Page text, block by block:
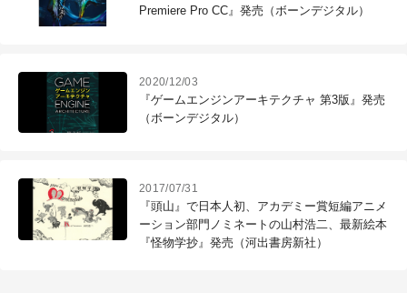
Premiere Pro CC』発売（ボーンデジタル）
2020/12/03
『ゲームエンジンアーキテクチャ 第3版』発売
（ボーンデジタル）
2017/07/31
『頭山』で日本人初、アカデミー賞短編アニメ
ーション部門ノミネートの山村浩二、最新絵本
『怪物学抄』発売（河出書房新社）